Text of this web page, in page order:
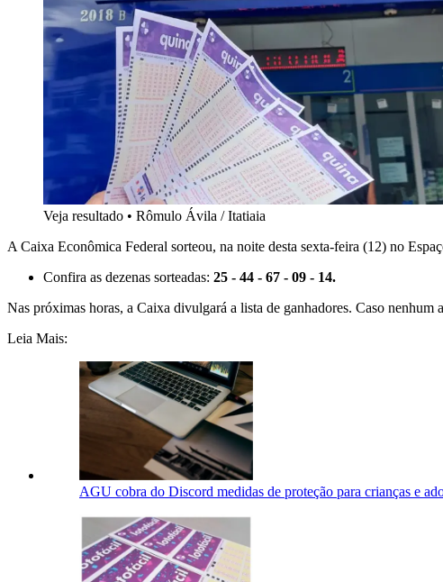
Veja resultado • Rômulo Ávila / Itatiaia
A Caixa Econômica Federal sorteou, na noite desta sexta-feira (12) no
Confira as dezenas sorteadas: 25 - 44 - 67 - 09 - 14.
Nas próximas horas, a Caixa divulgará a lista de ganhadores. Caso nenhum
Leia Mais:
AGU cobra do Discord medidas de proteção para crianças e